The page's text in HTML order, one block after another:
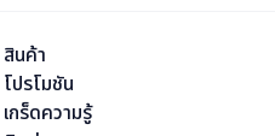
สินค้า
โปรโมชัน
เกร็ดความรู้